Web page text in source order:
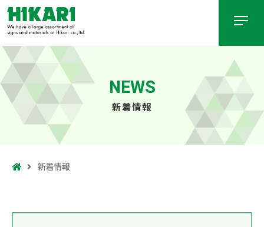
NEWS
新着情報
新着情報